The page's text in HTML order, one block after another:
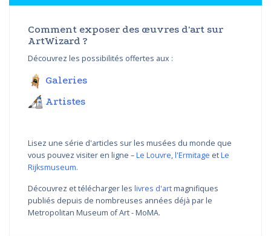
Comment exposer des œuvres d'art sur
ArtWizard ?
Découvrez les possibilités offertes aux :
Galeries
Artistes
Lisez une série d'articles sur les musées du monde que
vous pouvez visiter en ligne –Le Louvre,l'Ermitage etLe
Rijksmuseum.
Découvrez et télécharger les livres d'artmagnifiques
publiés depuis de nombreuses années déjà par le
Metropolitan Museum of Art - MoMA.